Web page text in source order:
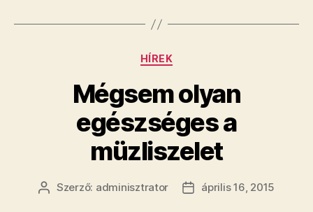
Kategóriák
HÍREK
Mégsem olyan
egészséges a
müzliszelet
Bejegyzés
Szerző: adminisztrator
Bejegyzés
április 16, 2015